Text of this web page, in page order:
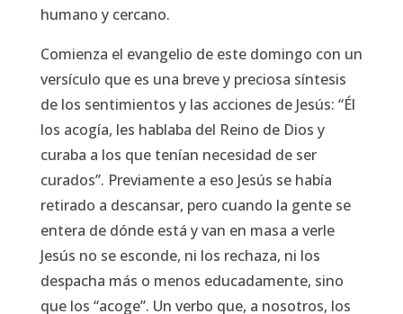
humano y cercano.
Comienza el evangelio de este domingo con un
versículo que es una breve y preciosa síntesis
de los sentimientos y las acciones de Jesús: “Él
los acogía, les hablaba del Reino de Dios y
curaba a los que tenían necesidad de ser
curados”. Previamente a eso Jesús se había
retirado a descansar, pero cuando la gente se
entera de dónde está y van en masa a verle
Jesús no se esconde, ni los rechaza, ni los
despacha más o menos educadamente, sino
que los “acoge”. Un verbo que, a nosotros, los